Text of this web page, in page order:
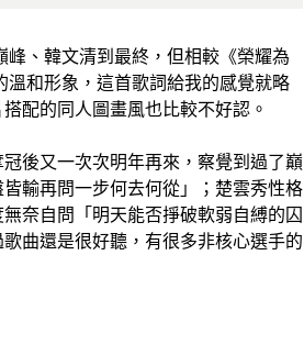
、韓文清到最終，但相較《榮耀為
和形象，這首歌詞給我的感覺就略
配的同人圖畫風也比較不好認。
後又一次次明年再來，察覺到過了巔
輸再問一步何去何從」；楚雲秀性格
奈自問「明天能否掙破軟弱自縛的囚
曲還是很好聽，有很多非核心選手的